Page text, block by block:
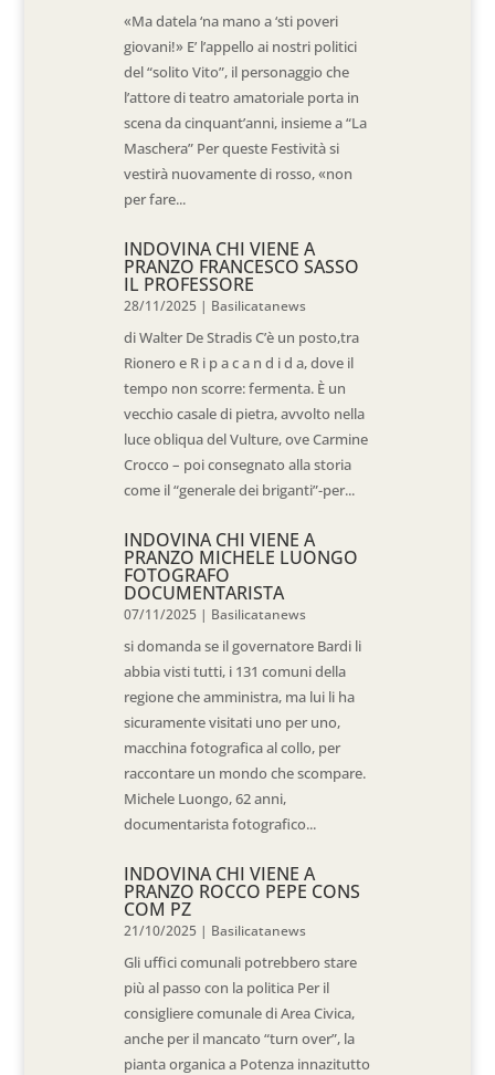
«Ma datela ‘na mano a ‘sti poveri
giovani!» E’ l’appello ai nostri politici
del “solito Vito”, il personaggio che
l’attore di teatro amatoriale porta in
scena da cinquant’anni, insieme a “La
Maschera” Per queste Festività si
vestirà nuovamente di rosso, «non
per fare...
INDOVINA CHI VIENE A
PRANZO FRANCESCO SASSO
IL PROFESSORE
28/11/2025 | Basilicatanews
di Walter De Stradis C’è un posto,tra
Rionero e R i p a c a n d i d a, dove il
tempo non scorre: fermenta. È un
vecchio casale di pietra, avvolto nella
luce obliqua del Vulture, ove Carmine
Crocco – poi consegnato alla storia
come il “generale dei briganti”-per...
INDOVINA CHI VIENE A
PRANZO MICHELE LUONGO
FOTOGRAFO
DOCUMENTARISTA
07/11/2025 | Basilicatanews
si domanda se il governatore Bardi li
abbia visti tutti, i 131 comuni della
regione che amministra, ma lui li ha
sicuramente visitati uno per uno,
macchina fotografica al collo, per
raccontare un mondo che scompare.
Michele Luongo, 62 anni,
documentarista fotografico...
INDOVINA CHI VIENE A
PRANZO ROCCO PEPE CONS
COM PZ
21/10/2025 | Basilicatanews
Gli uffici comunali potrebbero stare
più al passo con la politica Per il
consigliere comunale di Area Civica,
anche per il mancato “turn over”, la
pianta organica a Potenza innazitutto